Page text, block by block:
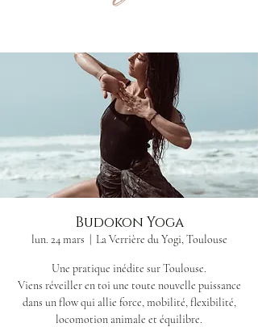
Budokon Yoga
lun. 24 mars La Verrière du Yogi, Toulouse
Une pratique inédite sur Toulouse.
Viens réveiller en toi une toute nouvelle puissance
dans un flow qui allie force, mobilité, flexibilité,
locomotion animale et équilibre.